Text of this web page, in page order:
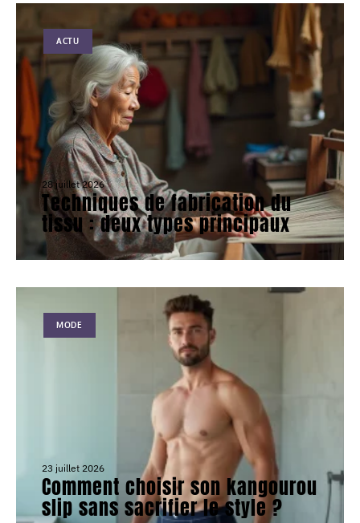
ACTU
28 juillet 2026
Techniques de fabrication du
tissu : deux types principaux
MODE
23 juillet 2026
Comment choisir son kangourou
slip sans sacrifier le style ?